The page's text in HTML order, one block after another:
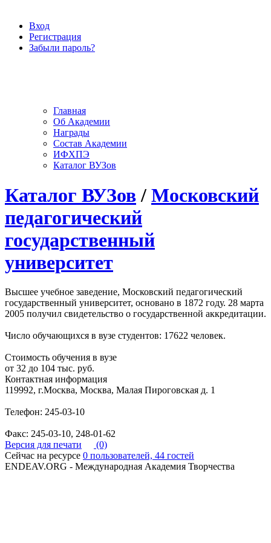
Вход
Регистрация
Забыли пароль?
Главная
Об Академии
Награды
Состав Академии
ИФХПЭ
Каталог ВУЗов
Каталог ВУЗов / Московский
педагогический
государственный
университет
Высшее учебное заведение, Московский педагогический
государственный университет, основано в 1872 году. 28 марта
2005 получил свидетельство о государственной аккредитации.
Число обучающихся в вузе студентов: 17622 человек.
Стоимость обучения в вузе
от 32 до 104 тыс. руб.
Контактная информация
119992, г.Москва, Москва, Малая Пироговская д. 1
Телефон: 245-03-10
Факс: 245-03-10, 248-01-62
Версия для печати
(0)
Сейчас на ресурсе 0 пользователей, 44 гостей
ENDEAV.ORG - Международная Академия Творчества